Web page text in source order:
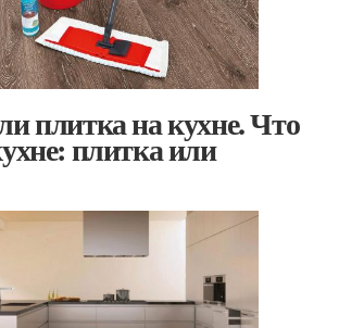
плитка на кухне. Что
плитка или